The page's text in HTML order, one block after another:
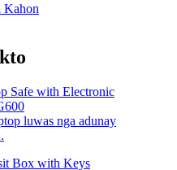
Kahon
luwas nga adunay